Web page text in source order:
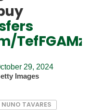
29, 2024
Images
NUNO TAVARES